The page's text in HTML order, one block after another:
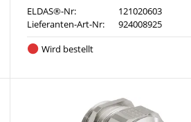
ELDAS®-Nr:
121020603
Lieferanten-Art-Nr:
924008925
Wird bestellt